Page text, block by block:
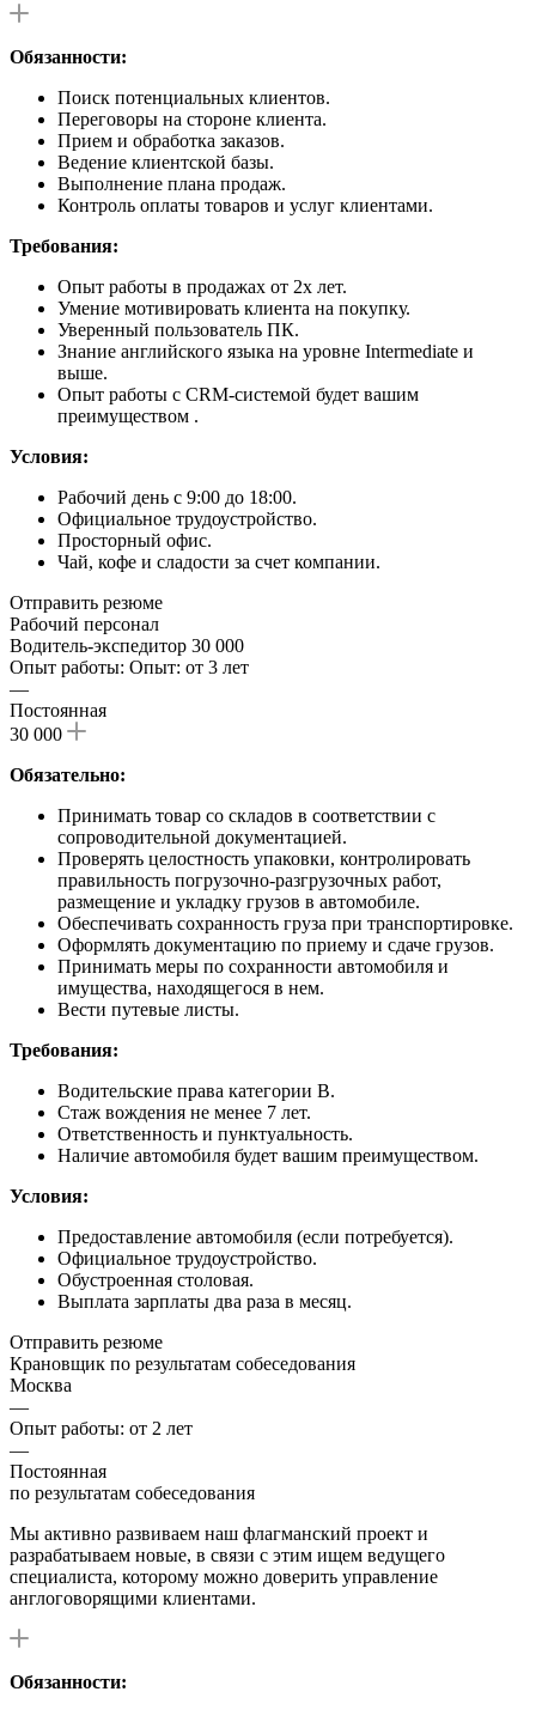
Обязанности:
Поиск потенциальных клиентов.
Переговоры на стороне клиента.
Прием и обработка заказов.
Ведение клиентской базы.
Выполнение плана продаж.
Контроль оплаты товаров и услуг клиентами.
Требования:
Опыт работы в продажах от 2х лет.
Умение мотивировать клиента на покупку.
Уверенный пользователь ПК.
Знание английского языка на уровне Intermediate и
выше.
Опыт работы с CRM-системой будет вашим
преимуществом .
Условия:
Рабочий день с 9:00 до 18:00.
Официальное трудоустройство.
Просторный офис.
Чай, кофе и сладости за счет компании.
Отправить резюме
Рабочий персонал
Водитель-экспедитор 30 000
Опыт работы: Опыт: от 3 лет
—
Постоянная
30 000
Обязательно:
Принимать товар со складов в соответствии с
сопроводительной документацией.
Проверять целостность упаковки, контролировать
правильность погрузочно-разгрузочных работ,
размещение и укладку грузов в автомобиле.
Обеспечивать сохранность груза при транспортировке.
Оформлять документацию по приему и сдаче грузов.
Принимать меры по сохранности автомобиля и
имущества, находящегося в нем.
Вести путевые листы.
Требования:
Водительские права категории B.
Стаж вождения не менее 7 лет.
Ответственность и пунктуальность.
Наличие автомобиля будет вашим преимуществом.
Условия:
Предоставление автомобиля (если потребуется).
Официальное трудоустройство.
Обустроенная столовая.
Выплата зарплаты два раза в месяц.
Отправить резюме
Крановщик по результатам собеседования
Москва
—
Опыт работы: от 2 лет
—
Постоянная
по результатам собеседования
Мы активно развиваем наш флагманский проект и
разрабатываем новые, в связи с этим ищем ведущего
специалиста, которому можно доверить управление
англоговорящими клиентами.
Обязанности: